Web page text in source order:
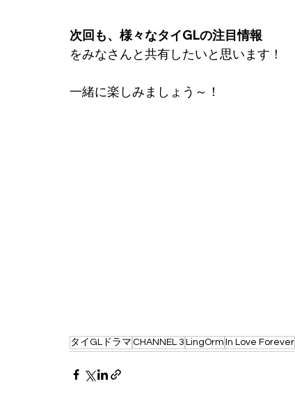
次回も、様々なタイGLの注目情報
をみなさんと共有したいと思います！
一緒に楽しみましょう～！
タイGLドラマ CHANNEL 3 LingOrm In Love Forever